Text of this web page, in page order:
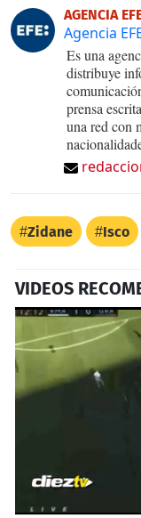
AGENCIA
Agencia
Es una
distribuye
prensa
una red con
Zidane Isco
VIDEOS